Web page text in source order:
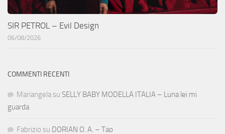
SIR PETROL – Evil Design
06/08/2026
COMMENTI RECENTI
Mariangela su SELLY BABY MODELLA ITALIA – Luna lei mi
guarda
Fabrizio su DORIAN O. A. – Tao